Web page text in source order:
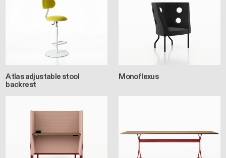
Atlas adjustable stool
backrest
Monoflexus